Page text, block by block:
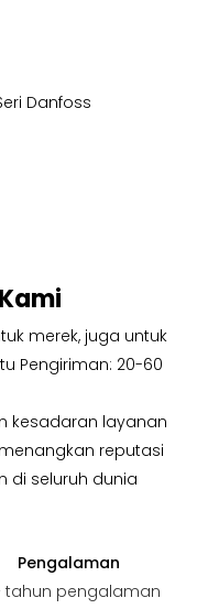
Danfoss
merek, juga untuk
Pengiriman: 20-60
kesadaran layanan
reputasi
di seluruh dunia
Pengalaman
tahun pengalaman